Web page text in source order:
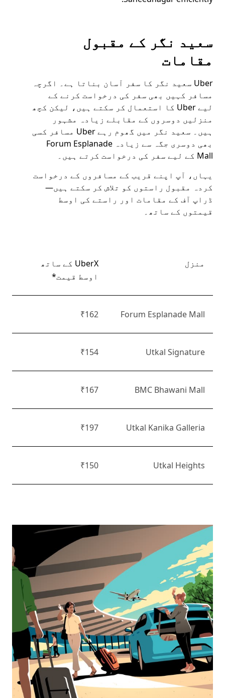
سعید نگر کے مقبول
مقامات
Uber سعید نگر کا سفر آسان بناتا ہے۔ اگرچہ
مسافر کہیں بھی سفر کی درخواست کرنے کے
لیے Uber کا استعمال کر سکتے ہیں، لیکن کچھ
منزلیں دوسروں کے مقابلے زیادہ مشہور
ہیں۔ سعید نگر میں گھوم رہے Uber مسافر کسی
بھی دوسری جگہ سے زیادہ Forum Esplanade
Mall کے لیے سفر کی درخواست کرتے ہیں۔
یہاں، آپ اپنے قریب کے مسافروں کے درخواست
کردہ مقبول راستوں کو تلاش کر سکتے ہیں—
ڈراپ آف کے مقامات اور راستے کی اوسط
قیمتوں کے ساتھ۔
منزل
UberX کے ساتھ
اوسط قیمت*
Forum Esplanade Mall
₹162
Utkal Signature
₹154
BMC Bhawani Mall
₹167
Utkal Kanika Galleria
₹197
Utkal Heights
₹150